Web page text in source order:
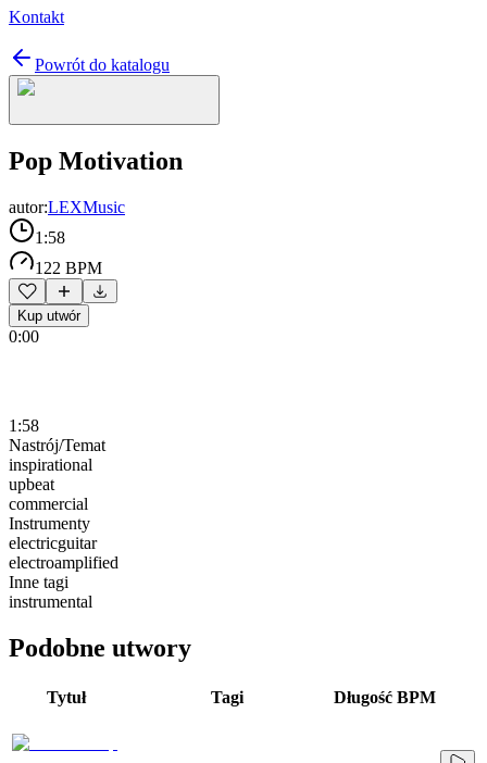
Kontakt
Powrót do katalogu
Pop Motivation
autor:LEXMusic
1:58
122 BPM
Kup utwór
0:00
1:58
Nastrój/Temat
inspirational
upbeat
commercial
Instrumenty
electricguitar
electroamplified
Inne tagi
instrumental
Podobne utwory
Tytuł Tagi Długość BPM